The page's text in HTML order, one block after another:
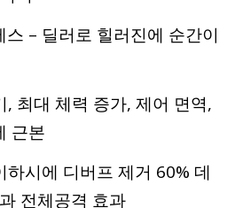
– 딜러로 힐러진에 순간이
, 최대 체력 증가, 제어 면역,
근본
하시에 디버프 제거 60% 데
전체공격 효과